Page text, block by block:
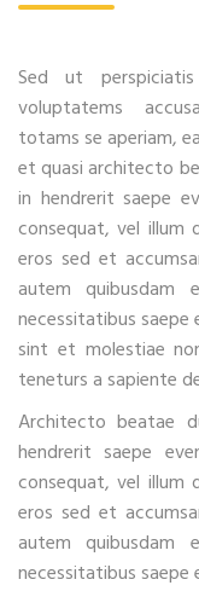
Sed ut
voluptatems
totams se aperiam,
et quasi architecto
in hendrerit saepe
consequat, vel illum
eros sed et
autem
necessitatibus
sint et molestiae
teneturs a sapiente
Architecto beatae
hendrerit saepe
consequat, vel illum
eros sed et
autem
necessitatibus saepe